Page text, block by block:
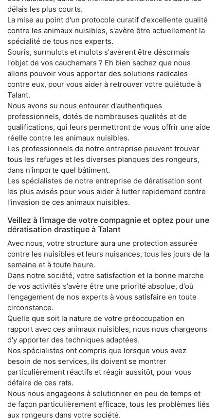
délais les plus courts.
La mise au point d'un protocole curatif d'excellente qualité
contre les animaux nuisibles, s'avère être actuellement la
spécialité de tous nos experts.
Souris, surmulots et mulots s'avèrent être désormais
l'objet de vos cauchemars ? Eh bien sachez que nous
allons pouvoir vous apporter des solutions radicales
contre eux, pour vous aider à retrouver votre quiétude à
Talant.
Nous avons su nous entourer d'authentiques
professionnels, dotés de nombreuses qualités et de
qualifications, qui leurs permettront de vous offrir une aide
réelle contre les animaux nuisibles.
Les professionnels de notre entreprise peuvent trouver
tous les refuges et les diverses planques des rongeurs,
dans n'importe quel bâtiment.
Les spécialistes de notre entreprise de dératisation sont
les plus avisés pour vous aider à lutter rapidement contre
l'invasion de ces animaux nuisibles.
Veillez à l'image de votre compagnie et optez pour une
dératisation drastique à Talant
Avec nous, votre structure aura une protection assurée
contre les nuisibles et leurs nuisances, tous les jours de la
semaine et à toute heure.
Dans notre société, votre satisfaction et la bonne marche
de vos activités s'avère être une priorité absolue, d'où
l'engagement de nos experts à vous satisfaire en toute
circonstance.
Quelle que soit la nature de votre préoccupation en
rapport avec ces animaux nuisibles, nous nous chargeons
d'y apporter des techniques adaptées.
Nos spécialistes ont compris que lorsque vous avez
besoin de nos services, ils doivent se montrer
particulièrement réactifs et réagir aussitôt, pour vous
défaire de ces rats.
Nous nous engageons à solutionner en peu de temps et
de façon particulièrement efficace, tous les problèmes liés
aux rongeurs dans votre société.